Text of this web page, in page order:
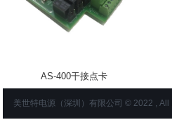
AS-400干接点卡
美世特电源（深圳）有限公司 © 2022 , All